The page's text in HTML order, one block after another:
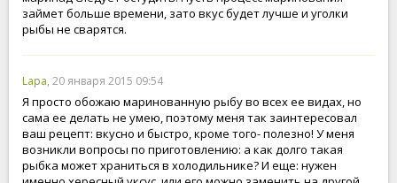
займет больше времени, зато вкус будет лучше и уголки
рыбы не сварятся.
Lapa, 20 января 2015 09:54
Я просто обожаю маринованную рыбу во всех ее видах, но
сама ее делать не умею, поэтому меня так заинтересовал
ваш рецепт: вкусно и быстро, кроме того- полезно! У меня
возникли вопросы по приготовлению: а как долго такая
рыбка может храниться в холодильнике? И еще: нужен